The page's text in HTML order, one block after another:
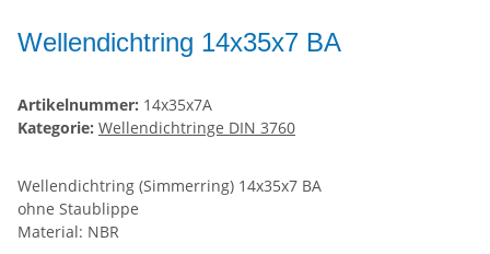
Wellendichtring 14x35x7 BA
Artikelnummer: 14x35x7A
Kategorie: Wellendichtringe DIN 3760
Wellendichtring (Simmerring) 14x35x7 BA
ohne Staublippe
Material: NBR